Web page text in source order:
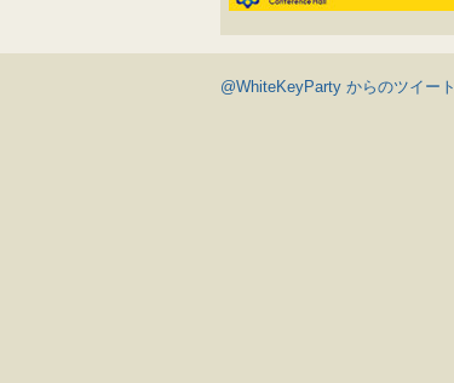
@WhiteKeyParty からのツイート